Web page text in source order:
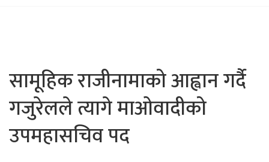
सामूहिक राजीनामाको आह्वान गर्दै
गजुरेलले त्यागे माओवादीको
उपमहासचिव पद